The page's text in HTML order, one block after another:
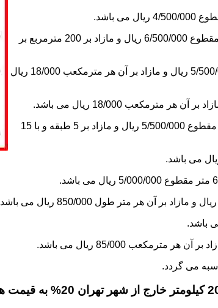
2-اجاره داربست یک ماه های زیر دویست مترمربع و یا کمتر از یک ماه مقطوع 6/500/000 ریال و مازاد بر 200 مترمربع بر
3-اجاره داربست یک ماه کلراژ ساده بدون سقف تا 200 مترمکعب 5/500/000 ریال و مازاد بر آن هر مترمکعب 18/000 ریال
5-اجاره یک ماه چاهک آسانسور به ابعاد 1×1 تا ارتفاع 15 متر با 5 طبقه مقطوع 5/500/000 ریال و مازاد بر 5 طبقه و با 15